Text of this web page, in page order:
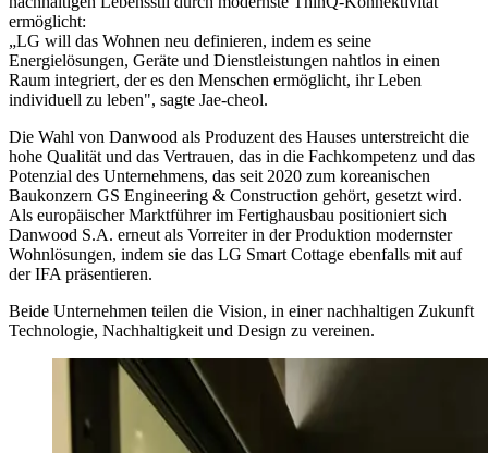
ermöglicht:
„LG will das Wohnen neu definieren, indem es seine
Energielösungen, Geräte und Dienstleistungen nahtlos in einen
Raum integriert, der es den Menschen ermöglicht, ihr Leben
individuell zu leben", sagte Jae-cheol.
Die Wahl von Danwood als Produzent des Hauses unterstreicht die
hohe Qualität und das Vertrauen, das in die Fachkompetenz und das
Potenzial des Unternehmens, das seit 2020 zum koreanischen
Baukonzern GS Engineering & Construction gehört, gesetzt wird.
Als europäischer Marktführer im Fertighausbau positioniert sich
Danwood S.A. erneut als Vorreiter in der Produktion modernster
Wohnlösungen, indem sie das LG Smart Cottage ebenfalls mit auf
der IFA präsentieren.
Beide Unternehmen teilen die Vision, in einer nachhaltigen Zukunft
Technologie, Nachhaltigkeit und Design zu vereinen.